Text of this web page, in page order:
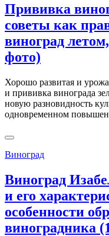
Прививка
советы как
виноград
фото)
Хорошо развитая и
и прививка винограда
новую разновидность
одновременном
Виноград
Виноград
и его
особенности
виноградника